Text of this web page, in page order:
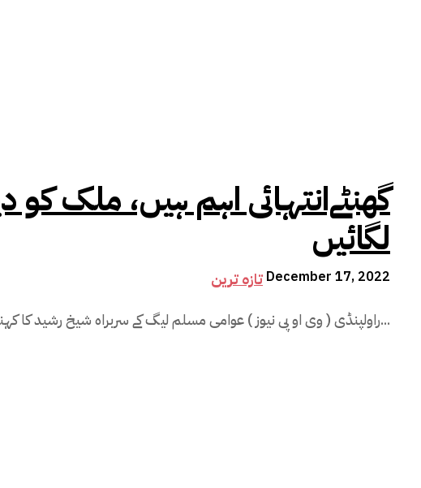
لگائیں
تازہ ترین December 17, 2022
راولپنڈی ( وی او پی نیوز ) عوامی مسلم لیگ کے سربراہ شیخ رشید کا کہنا ہے کہ اگلے 24 گھنٹے انتہائی...